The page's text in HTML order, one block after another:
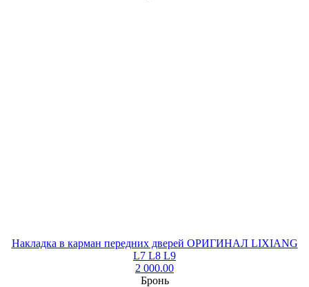
Накладка в карман передних дверей ОРИГИНАЛ LIXIANG
L7 L8 L9
2 000.00
Бронь